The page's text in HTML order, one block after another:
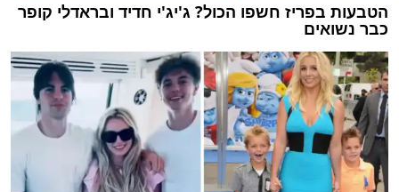
הטבעות בפריז חשפו הכול? ג'יג'י חדיד ובראדלי קופר
כבר נשואים